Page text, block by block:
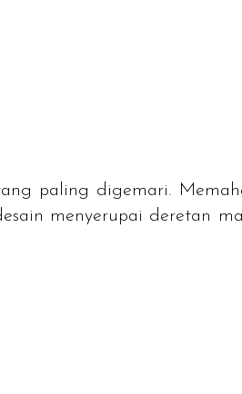
paling digemari.
menyerupai deretan